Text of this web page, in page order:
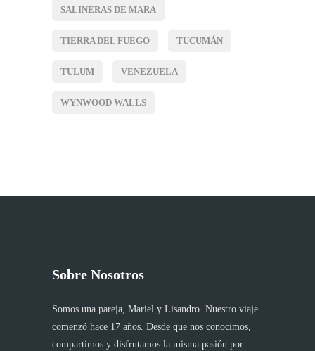
SALINERAS DE MARA
TIERRA DEL FUEGO TUCUMÁN
TULUM VENEZUELA
WYNWOOD WALLS
Sobre Nosotros
Somos una pareja, Mariel y Lisandro. Nuestro viaje
comenzó hace 17 años. Desde que nos conocimos,
compartimos y disfrutamos la misma pasión por